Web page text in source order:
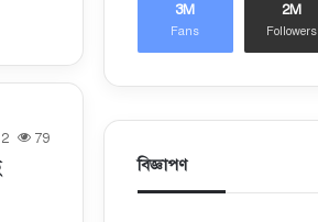
2 79
3M
Fans
2M
Followers
বিজ্ঞাপণ